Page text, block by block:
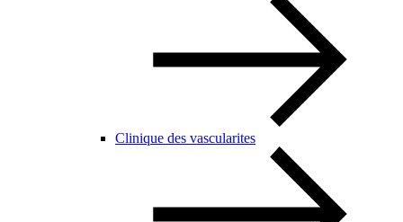
Clinique des vascularites